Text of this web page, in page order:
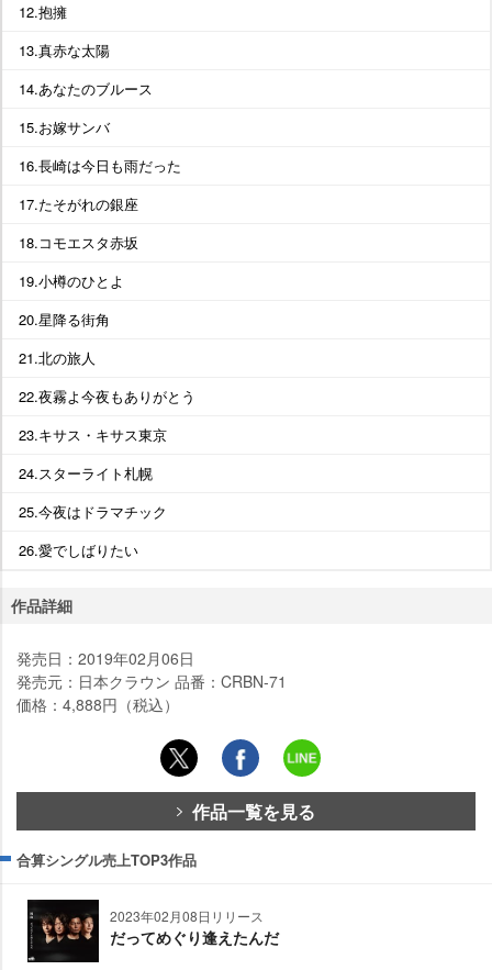
12.抱擁
13.真赤な太陽
14.あなたのブルース
15.お嫁サンバ
16.長崎は今日も雨だった
17.たそがれの銀座
18.コモエスタ赤坂
19.小樽のひとよ
20.星降る街角
21.北の旅人
22.夜霧よ今夜もありがとう
23.キサス・キサス東京
24.スターライト札幌
25.今夜はドラマチック
26.愛でしばりたい
作品詳細
発売日：2019年02月06日
発売元：日本クラウン 品番：CRBN-71
価格：4,888円（税込）
作品一覧を見る
合算シングル売上TOP3作品
2023年02月08日リリース
だってめぐり逢えたんだ